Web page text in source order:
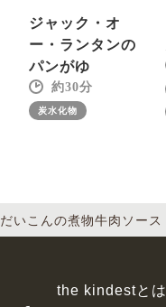
ジャック・オ
ー・ランタンの
パンがゆ
30
炭水化物
だいこんの煮物牛肉ソース
the kindestとは